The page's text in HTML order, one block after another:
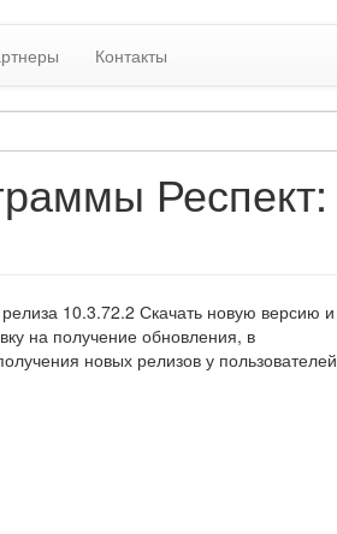
Контакты
Респект:
10.3.72.2 Скачать новую версию и
на получение обновления, в
новых релизов у пользователей